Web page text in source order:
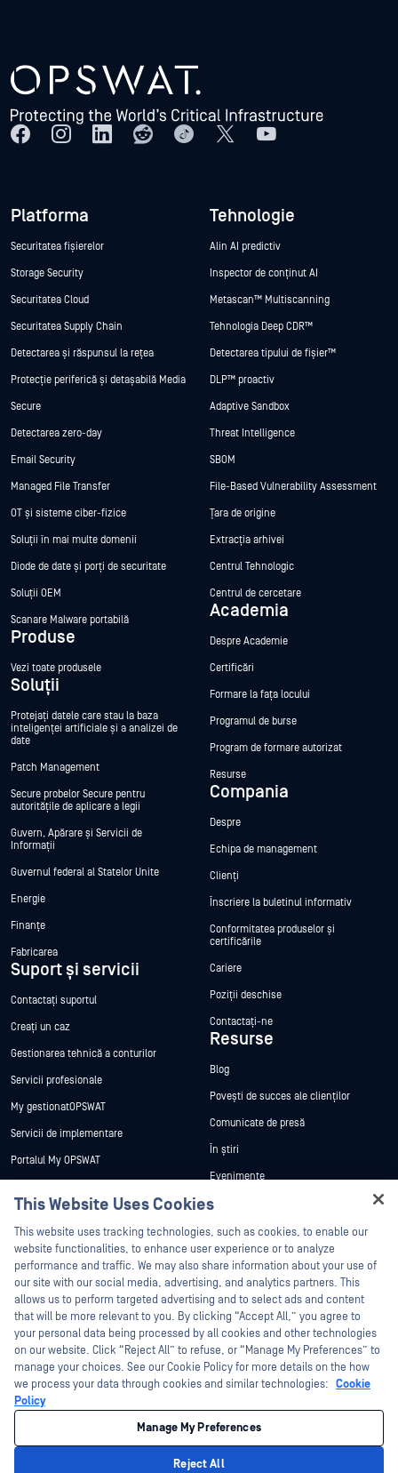
Platforma
Securitatea fișierelor
Storage Security
Securitatea Cloud
Securitatea Supply Chain
Detectarea și răspunsul la rețea
Protecție periferică și detașabilă Media
Secure
Detectarea zero-day
Email Security
Managed File Transfer
OT și sisteme ciber-fizice
Soluții în mai multe domenii
Diode de date și porți de securitate
Soluții OEM
Scanare Malware portabilă
Produse
Vezi toate produsele
Soluții
Protejați datele care stau la baza
inteligenței artificiale și a analizei de
date
Patch Management
Secure probelor Secure pentru
autoritățile de aplicare a legii
Guvern, Apărare și Servicii de
Informații
Guvernul federal al Statelor Unite
Energie
Finanțe
Fabricarea
Suport și servicii
Contactați suportul
Creați un caz
Gestionarea tehnică a conturilor
Servicii profesionale
My gestionatOPSWAT
Servicii de implementare
Portalul My OPSWAT
Formare
vulnerabilităților
Parteneri
Certificare
Parteneri tehnologici
Program de parteneriat de canal
Tehnologie
Alin AI predictiv
Inspector de conținut AI
Metascan™ Multiscanning
Tehnologia Deep CDR™
Detectarea tipului de fișier™
DLP™ proactiv
Adaptive Sandbox
Threat Intelligence
SBOM
File-Based Vulnerability Assessment
Țara de origine
Extracția arhivei
Centrul Tehnologic
Centrul de cercetare
Academia
Despre Academie
Certificări
Formare la fața locului
Programul de burse
Program de formare autorizat
Resurse
Compania
Despre
Echipa de management
Clienți
Înscriere la buletinul informativ
Conformitatea produselor și
certificările
Cariere
Poziții deschise
Contactați-ne
Resurse
Blog
Povești de succes ale clienților
Comunicate de presă
În știri
Evenimente
Webinare
Fișe de date
Cărți albe
Instrumente gratuite
©2026 OPSWAT . Toate drepturile rezervate. OPSWAT, MetaDefender, Metascan,
MetaAccess, OPSWAT , Trust no File. Trust No Device., OPSWAT , Protecting the
World's Critical Infrastructure, Deep CDR™ Technology, InQuest, logo-ul InQuest,
DFI, RetroHunt, Deep File Inspection și Join the Hunt sunt mărci comerciale ale
OPSWAT . Mărcile comerciale ale terților sunt proprietatea deținătorilor respectivi.
Politica de confidențialitate
This Website Uses Cookies
This website uses tracking technologies, such as cookies, to enable our
website functionalities, to enhance user experience or to analyze
performance and traffic. We may also share information about your use of
our site with our social media, advertising, and analytics partners. This
allows us to perform targeted advertising and to select ads and content
that will be more relevant to you. By clicking “Accept All,” you agree to
your personal data being processed by all cookies and other technologies
on our website. Click “Reject All” to refuse, or “Manage My Preferences” to
manage your choices. See our Cookie Policy for more details on the how
we process your data through cookies and similar technologies: Cookie
Policy
Manage My Preferences
Reject All
Hey there!
I'm Ozzy, your OPSWAT virtual assistant.
How can I help you secure what's critical
today?